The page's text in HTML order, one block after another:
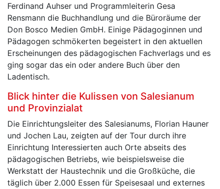
Ferdinand Auhser und Programmleiterin Gesa
Rensmann die Buchhandlung und die Büroräume der
Don Bosco Medien GmbH. Einige Pädagoginnen und
Pädagogen schmökerten begeistert in den aktuellen
Erscheinungen des pädagogischen Fachverlags und es
ging sogar das ein oder andere Buch über den
Ladentisch.
Blick hinter die Kulissen von Salesianum
und Provinzialat
Die Einrichtungsleiter des Salesianums, Florian Hauner
und Jochen Lau, zeigten auf der Tour durch ihre
Einrichtung Interessierten auch Orte abseits des
pädagogischen Betriebs, wie beispielsweise die
Werkstatt der Haustechnik und die Großküche, die
täglich über 2.000 Essen für Speisesaal und externes